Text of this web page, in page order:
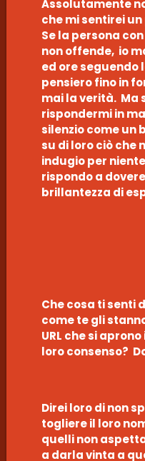
Assolutamente
che mi sentirei
Se la persona
non offende, io
ed ore seguendo
pensiero fino in
mai la verità. Ma
rispondermi in
silenzio come un
su di loro ciò che
indugio per
rispondo a
brillantezza di
Che cosa ti senti
come te gli
URL che si
loro consenso?
Direi loro di non
togliere il loro
quelli non
a darla vinta a